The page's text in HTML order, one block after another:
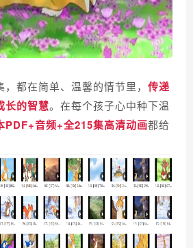
都在简单、温馨的情节里， 传递
长的智慧。在每个孩子心中种下温
PDF+音频+全215集高清动画都给